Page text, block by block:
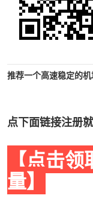
推荐一个高速稳定的
点下面链接注册
【点击
量】